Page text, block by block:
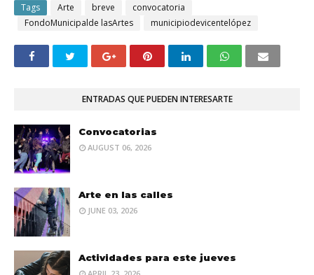
Tags Arte breve
convocatoria
FondoMunicipalde lasArtes
municipiodevicentelópez
ENTRADAS QUE PUEDEN INTERESARTE
Convocatorias
AUGUST 06, 2026
Arte en las calles
JUNE 03, 2026
Actividades para este jueves